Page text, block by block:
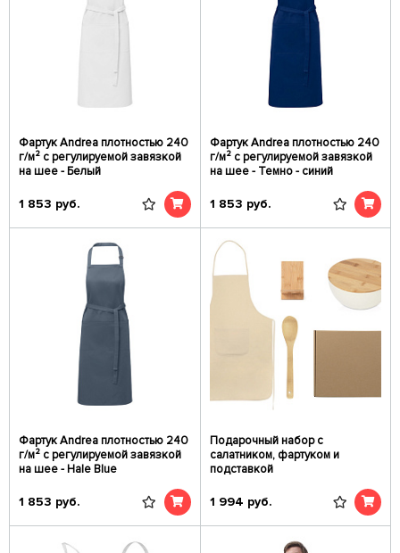
Фартук Andrea плотностью 240
г/м² с регулируемой завязкой
на шее - Белый
1 853 руб.
Фартук Andrea плотностью 240
г/м² с регулируемой завязкой
на шее - Темно - синий
1 853 руб.
Фартук Andrea плотностью 240
г/м² с регулируемой завязкой
на шее - Hale Blue
1 853 руб.
Подарочный набор с
салатником, фартуком и
подставкой
1 994 руб.